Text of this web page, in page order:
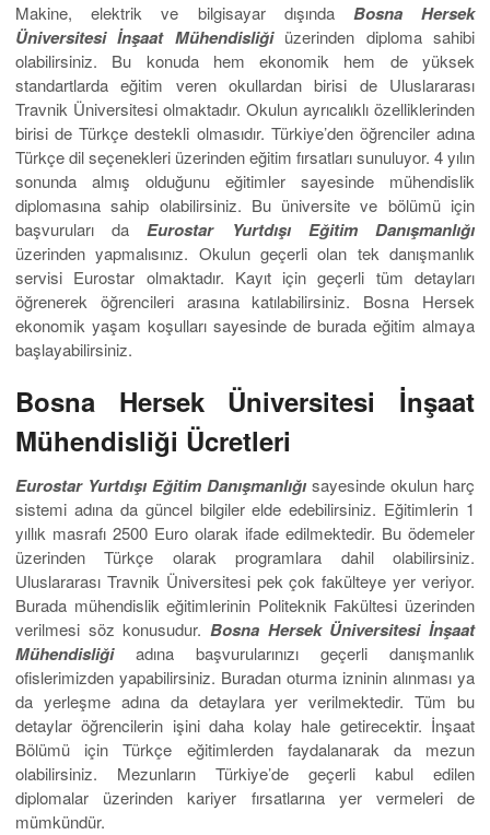
Makine, elektrik ve bilgisayar dışında Bosna Hersek
Üniversitesi İnşaat Mühendisliği üzerinden diploma sahibi
olabilirsiniz. Bu konuda hem ekonomik hem de yüksek
standartlarda eğitim veren okullardan birisi de Uluslararası
Travnik Üniversitesi olmaktadır. Okulun ayrıcalıklı özelliklerinden
birisi de Türkçe destekli olmasıdır. Türkiye’den öğrenciler adına
Türkçe dil seçenekleri üzerinden eğitim fırsatları sunuluyor. 4 yılın
sonunda almış olduğunu eğitimler sayesinde mühendislik
diplomasına sahip olabilirsiniz. Bu üniversite ve bölümü için
başvuruları daEurostar Yurtdışı Eğitim Danışmanlığı
üzerinden yapmalısınız. Okulun geçerli olan tek danışmanlık
servisi Eurostar olmaktadır. Kayıt için geçerli tüm detayları
öğrenerek öğrencileri arasına katılabilirsiniz. Bosna Hersek
ekonomik yaşam koşulları sayesinde de burada eğitim almaya
başlayabilirsiniz.
Bosna Hersek Üniversitesi İnşaat
Mühendisliği Ücretleri
Eurostar Yurtdışı Eğitim Danışmanlığı sayesinde okulun harç
sistemi adına da güncel bilgiler elde edebilirsiniz. Eğitimlerin 1
yıllık masrafı 2500 Euro olarak ifade edilmektedir. Bu ödemeler
üzerinden Türkçe olarak programlara dahil olabilirsiniz.
Uluslararası Travnik Üniversitesi pek çok fakülteye yer veriyor.
Burada mühendislik eğitimlerinin Politeknik Fakültesi üzerinden
verilmesi söz konusudur. Bosna Hersek Üniversitesi İnşaat
Mühendisliği adına başvurularınızı geçerli danışmanlık
ofislerimizden yapabilirsiniz. Buradan oturma izninin alınması ya
da yerleşme adına da detaylara yer verilmektedir. Tüm bu
detaylar öğrencilerin işini daha kolay hale getirecektir. İnşaat
Bölümü için Türkçe eğitimlerden faydalanarak da mezun
olabilirsiniz. Mezunların Türkiye’de geçerli kabul edilen
diplomalar üzerinden kariyer fırsatlarına yer vermeleri de
mümkündür.